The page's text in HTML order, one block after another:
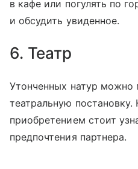
в кафе или погулять по
и обсудить увиденное.
6. Театр
Утонченных натур можно
театральную
приобретением стоит
предпочтения партнера.